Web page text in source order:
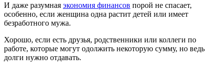
И даже разумная экономия финансов порой не спасает,
особенно, если женщина одна растит детей или имеет
безработного мужа.
Хорошо, если есть друзья, родственники или коллеги по
работе, которые могут одолжить некоторую сумму, но ведь
долги нужно отдавать.